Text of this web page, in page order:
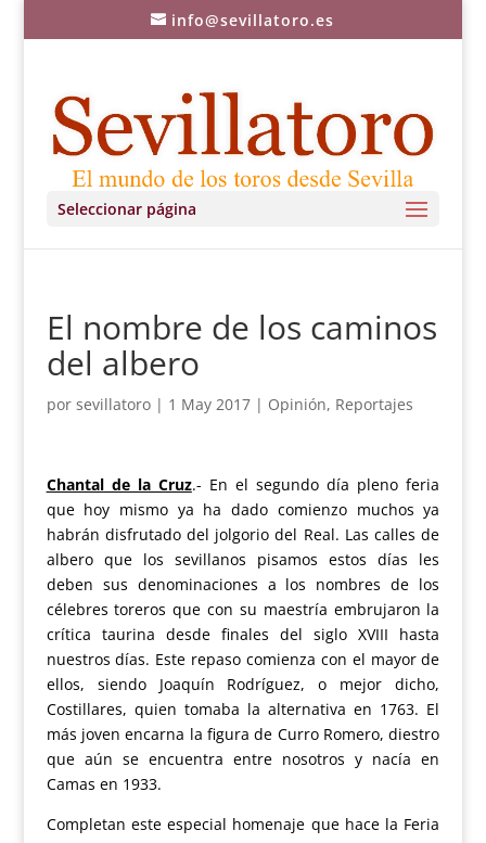
info@sevillatoro.es
Seleccionar página
El nombre de los caminos
del albero
por sevillatoro| 1 May 2017| Opinión, Reportajes
Chantal de la Cruz.- En el segundo día pleno feria
que hoy mismo ya ha dado comienzo muchos ya
habrán disfrutado del jolgorio del Real. Las calles de
albero que los sevillanos pisamos estos días les
deben sus denominaciones a los nombres de los
célebres toreros que con su maestría embrujaron la
crítica taurina desde finales del siglo XVIII hasta
nuestros días. Este repaso comienza con el mayor de
ellos, siendo Joaquín Rodríguez, o mejor dicho,
Costillares, quien tomaba la alternativa en 1763. El
más joven encarna la figura de Curro Romero, diestro
que aún se encuentra entre nosotros y nacía en
Camas en 1933.
Completan este especial homenaje que hace la Feria